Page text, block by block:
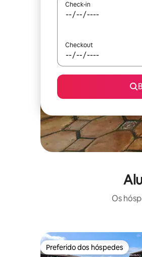
Check-in
Checkout
Os
Preferido dos hóspedes
Preferido dos hóspedes